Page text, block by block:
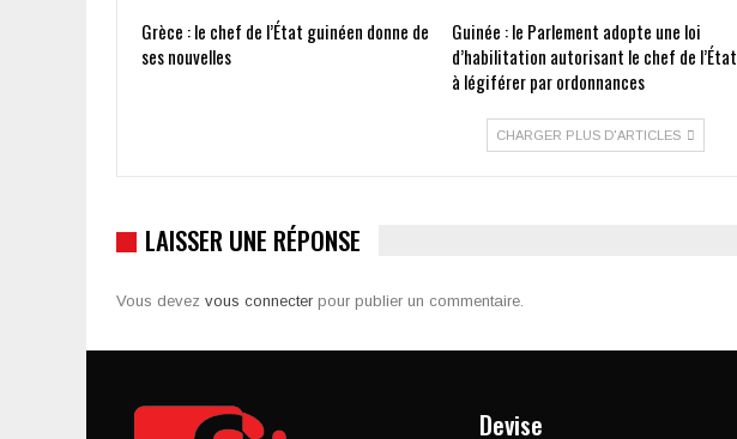
Grèce : le chef de l’État guinéen donne de
ses nouvelles
Guinée : le Parlement adopte une loi
d’habilitation autorisant le chef de l’État
à légiférer par ordonnances
CHARGER PLUS D'ARTICLES
LAISSER UNE RÉPONSE
Vous devez vous connecter pour publier un commentaire.
Devise